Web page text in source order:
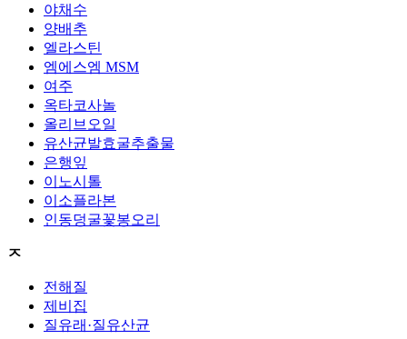
야채수
양배추
엘라스틴
엠에스엠 MSM
여주
옥타코사놀
올리브오일
유산균발효굴추출물
은행잎
이노시톨
이소플라본
인동덩굴꽃봉오리
ㅈ
전해질
제비집
질유래·질유산균